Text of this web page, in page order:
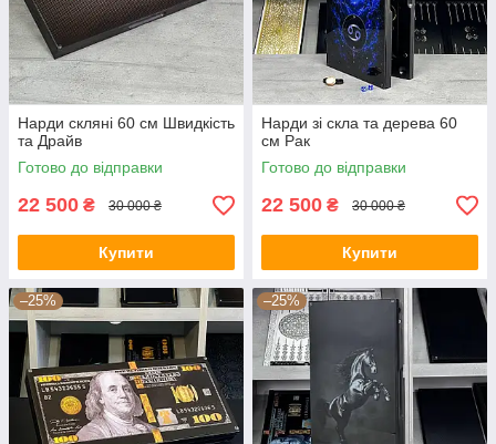
Нарди скляні 60 см Швидкість
та Драйв
Готово до відправки
22 500 ₴ 30 000 ₴
Купити
Нарди зі скла та дерева 60
см Рак
Готово до відправки
22 500 ₴ 30 000 ₴
Купити
–25% –25%